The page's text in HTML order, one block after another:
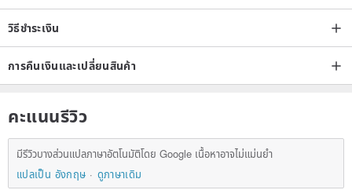
วิธีชำระเงิน
การคืนเงินและเปลี่ยนสินค้า
คะแนนรีวิว
มีรีวิวบางส่วนแปลภาษาอัตโนมัติโดย Google เนื้อหาอาจไม่แม่นยำ
แปลเป็น อังกฤษ
ดูภาษาเดิม